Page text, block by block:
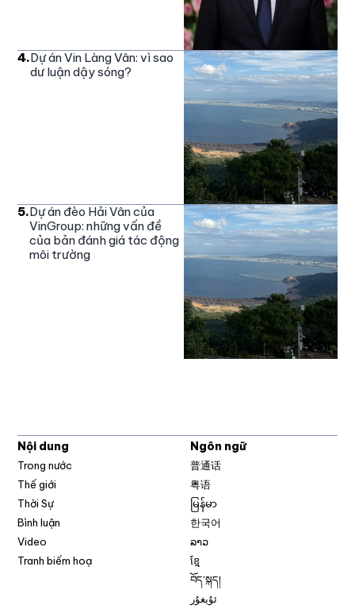
4.Dự án Vin Làng Vân: vì sao
dư luận dậy sóng?
5.Dự án đèo Hải Vân của
VinGroup: những vấn đề
của bản đánh giá tác động
môi trường
Nội dung
Trong nước
Thế giới
Thời Sự
Bình luận
Video
Tranh biếm hoạ
Ngôn ngữ
普通话
粤语
မြန်မာ
한국어
ລາວ
ខ្មែ
བོད་སྐད།
ئۇيغۇر